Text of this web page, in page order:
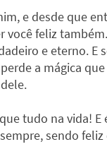
e desde que
você feliz
e eterno. E
a mágica
tudo na vida! E
sendo feliz